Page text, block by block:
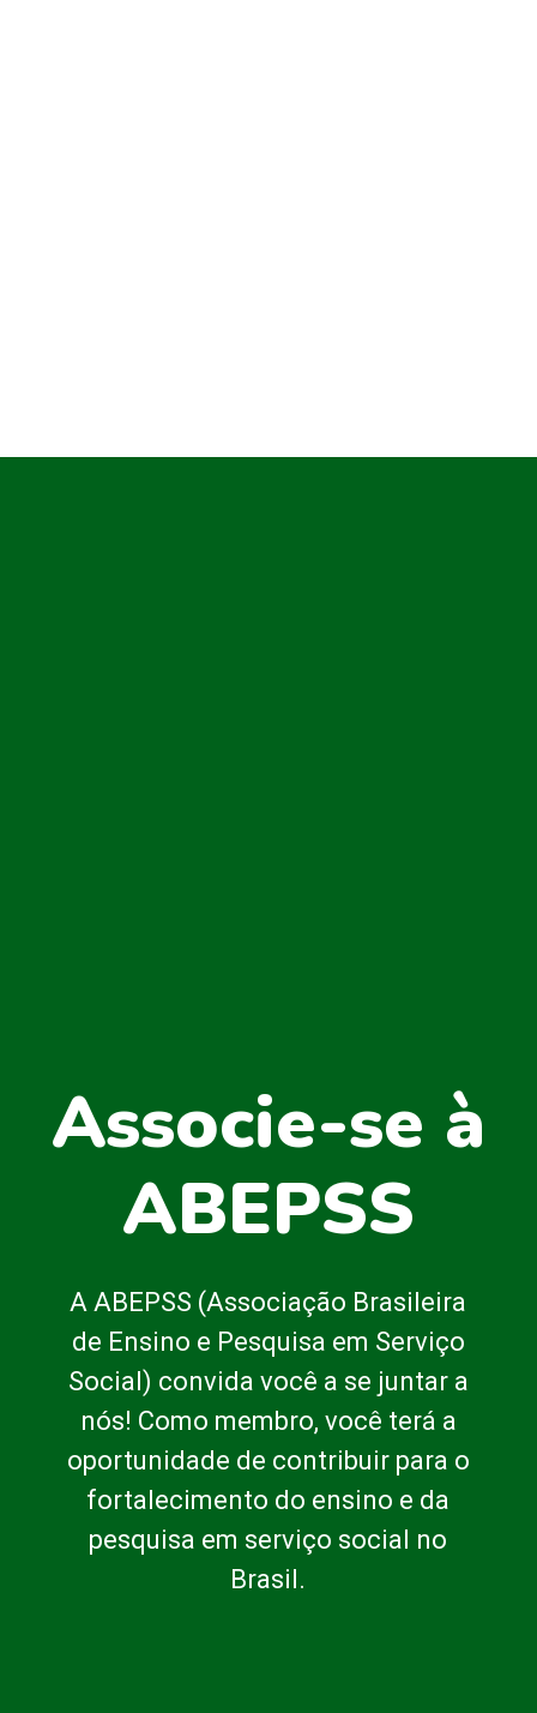
Associe-se à
ABEPSS
A ABEPSS (Associação Brasileira
de Ensino e Pesquisa em Serviço
Social) convida você a se juntar a
nós! Como membro, você terá a
oportunidade de contribuir para o
fortalecimento do ensino e da
pesquisa em serviço social no
Brasil.